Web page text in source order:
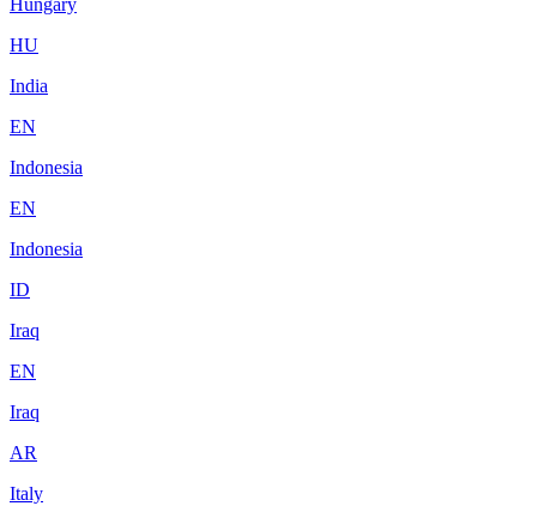
HU
India
EN
Indonesia
EN
Indonesia
ID
Iraq
EN
Iraq
AR
Italy